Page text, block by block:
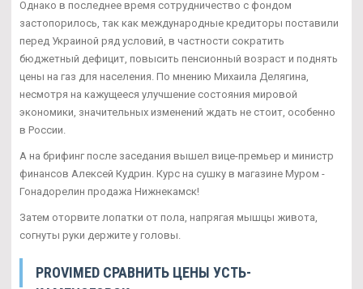
Однако в последнее время сотрудничество с фондом
застопорилось, так как международные кредиторы поставили
перед Украиной ряд условий, в частности сократить
бюджетный дефицит, повысить пенсионный возраст и поднять
цены на газ для населения. По мнению Михаила Делягина,
несмотря на кажущееся улучшение состояния мировой
экономики, значительных изменений ждать не стоит, особенно
в России.
А на брифинг после заседания вышел вице-премьер и министр
финансов Алексей Кудрин. Курс на сушку в магазине Муром -
Гонадорелин продажа Нижнекамск!
Затем оторвите лопатки от пола, напрягая мышцы живота,
согнуты руки держите у головы.
PROVIMED СРАВНИТЬ ЦЕНЫ УСТЬ-